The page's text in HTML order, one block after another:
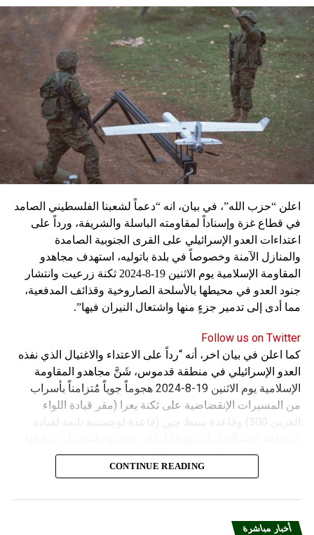
اعلن “حزب الله”، في بيان، انه “دعماً لشعبنا الفلسطيني الصامد
في قطاع غزة وإسناداً لمقاومته الباسلة ‌‏‌‏‌والشريفة، ورداً على
اعتداءات العدو الإسرائيلي على القرى الجنوبية الصامدة
والمنازل الآمنة وخصوصاً في بلدة باتوليه، استهدف مجاهدو
المقاومة الإسلامية يوم الاثنين 19-8-2024 ثكنة زرعيت وانتشار
جنود العدو في محيطها بالأسلحة الصاروخية وقذائف المدفعية،
مما أدى إلى تدمير جزءٍ منها واشتعال النيران فيها”.
Follow us on Twitter
كما اعلن في بيان اخر، أنه “رداً على الاعتداء والاغتيال الذي نفذه
العدو الإسرائيلي في منطقة قدموس، شَنَّ مجاهدو المقاومة
الإسلامية يوم الاثنين 19-8-2024 هجوماً جوياً مُتزامناً بأسراب
من المسيرات الإنقضاضية على ثكنة يعرا (مقر قيادة اللواء
الغربي 300) وقاعدة سنط جين (قاعدة لوجستية تابعة لقيادة
وجنودها وأصابت أهدافها بدقة وأوقعت فيهم عدداً من القتلى
CONTINUE READING
أخبار مباشرة